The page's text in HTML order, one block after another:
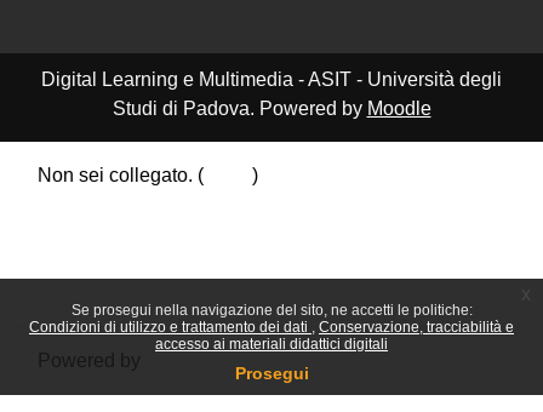
Se prosegui nella navigazione del sito, ne accetti le politiche:
Condizioni di utilizzo e trattamento dei dati
Conservazione, tracciabilità e
accesso ai materiali didattici digitali
Prosegui
Digital Learning e Multimedia - ASIT - Università degli
Studi di Padova. Powered by Moodle
Non sei collegato. (
)
Powered by